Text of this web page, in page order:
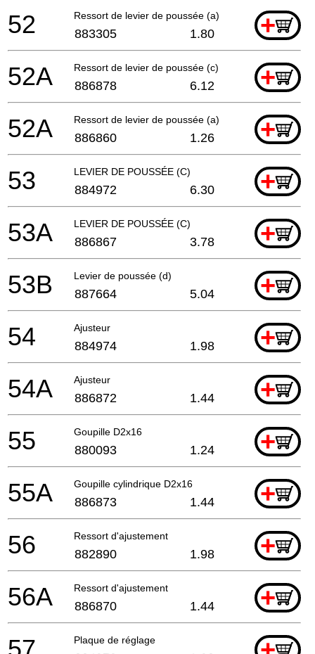
Ressort de levier de poussée (a) +
52 883305 1.80
Ressort de levier de poussée (c) +
52A 886878 6.12
Ressort de levier de poussée (a) +
52A 886860 1.26
LEVIER DE POUSSÉE (C) +
53 884972 6.30
LEVIER DE POUSSÉE (C) +
53A 886867 3.78
Levier de poussée (d) +
53B 887664 5.04
Ajusteur +
54 884974 1.98
Ajusteur +
54A 886872 1.44
Goupille D2x16 +
55 880093 1.24
Goupille cylindrique D2x16 +
55A 886873 1.44
Ressort d'ajustement +
56 882890 1.98
Ressort d'ajustement +
56A 886870 1.44
Plaque de réglage